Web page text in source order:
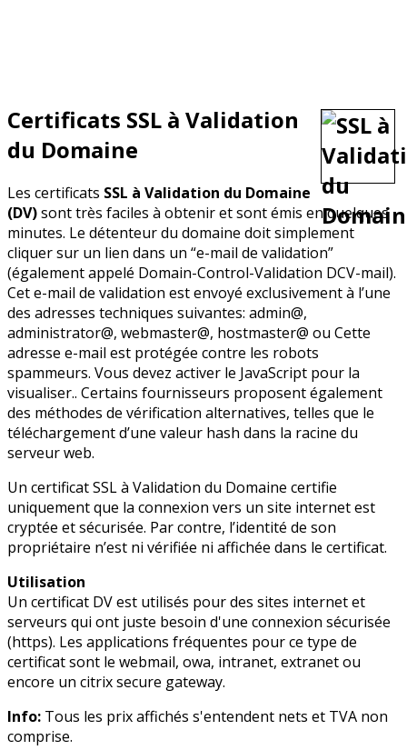
Certificats SSL à Validation
du Domaine
Les certificats SSL à Validation du Domaine
(DV)sont très faciles à obtenir et sont émis en quelques
minutes. Le détenteur du domaine doit simplement
cliquer sur un lien dans un “e-mail de validation”
(également appelé Domain-Control-Validation DCV-mail).
Cet e-mail de validation est envoyé exclusivement à l’une
des adresses techniques suivantes: admin@,
administrator@, webmaster@, hostmaster@ ou Cette
adresse e-mail est protégée contre les robots
spammeurs. Vous devez activer le JavaScript pour la
visualiser.. Certains fournisseurs proposent également
des méthodes de vérification alternatives, telles que le
téléchargement d’une valeur hash dans la racine du
serveur web.
Un certificat SSL à Validation du Domaine certifie
uniquement que la connexion vers un site internet est
cryptée et sécurisée. Par contre, l’identité de son
propriétaire n’est ni vérifiée ni affichée dans le certificat.
Utilisation
Un certificat DV est utilisés pour des sites internet et
serveurs qui ont juste besoin d'une connexion sécurisée
(https). Les applications fréquentes pour ce type de
certificat sont le webmail, owa, intranet, extranet ou
encore un citrix secure gateway.
Info: Tous les prix affichés s'entendent nets et TVA non
comprise.